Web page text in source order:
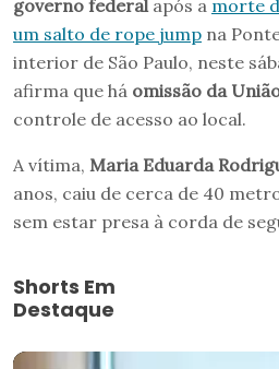
governo federalapós a morte
um salto de rope jump na
interior de São Paulo, neste
afirma que há omissão da
controle de acesso ao local.
A vítima, Maria Eduarda
anos, caiu de cerca de 40
sem estar presa à corda de
Shorts Em
Destaque